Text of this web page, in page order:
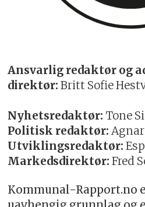
Ansvarlig redaktør og
direktør: Britt Sofie
Nyhetsredaktør: Tone
Politisk redaktør:
Utviklingsredaktør:
Markedsdirektør: Fred
Kommunal-Rapport.no